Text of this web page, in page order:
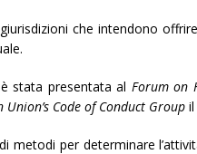
che intendono
stata presentata al Forum on
Union’s Code of Conduct Group
metodi per determinare